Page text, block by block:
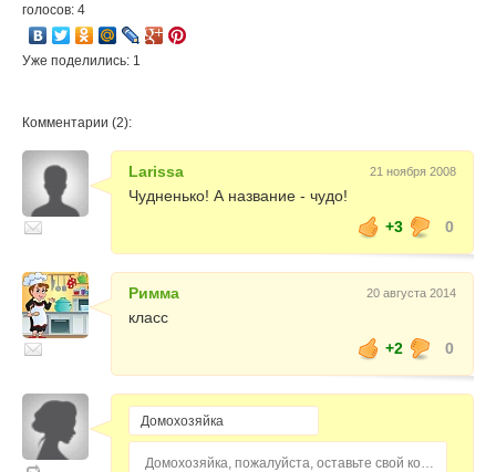
голосов: 4
Уже поделились: 1
Комментарии (2):
Larissa 21 ноября 2008
Чудненько! А название - чудо!
+3
0
Римма 20 августа 2014
класс
+2
0
Домохозяйка, пожалуйста, оставьте свой комментарий...